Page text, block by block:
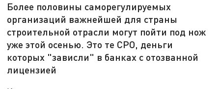
Более половины саморегулируемых
организаций важнейшей для страны
строительной отрасли могут пойти под нож
уже этой осенью. Это те СРО, деньги
которых "зависли" в банках с отозванной
лицензией